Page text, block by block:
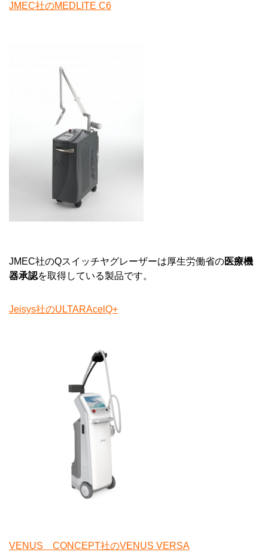
JMEC社のMEDLITE C6
JMEC社のQスイッチヤグレーザーは厚生労働省の医療機
器承認を取得している製品です。
Jeisys社のULTARAcelQ+
VENUS CONCEPT社のVENUS VERSA